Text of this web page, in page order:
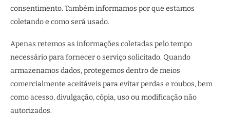
consentimento. Também informamos por que estamos
coletando e como será usado.
Apenas retemos as informações coletadas pelo tempo
necessário para fornecer o serviço solicitado. Quando
armazenamos dados, protegemos dentro de meios
comercialmente aceitáveis ​​para evitar perdas e roubos, bem
como acesso, divulgação, cópia, uso ou modificação não
autorizados.